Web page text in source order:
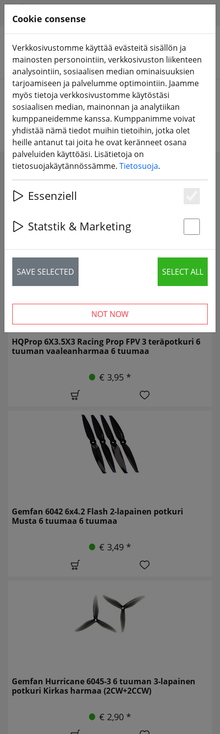
Hae tuotteita
Home Potkuri 6 tuuman potkuri
6 tuuman potkuri
SHOW FILTERS
13 articles
HQProp 6X3.5X3 Racing Prop FPV 3 teräpotkuri 6
tuuman vaaleanharmaa 6 tuumaa
€ 3,95 *
Gemfan 6042 6x4.2 Flash 2-lapainen potkuri
Musta 6 tuumaa 6 tuumaa
€ 3,49 *
Gemfan Hurricane 6045-3 6 tuuman 3-lapainen
potkuri Kirkas harmaa (2CW+2CCW)
€ 2,90 *
Cookie consense
Verkkosivustomme käyttää evästeitä sisällön ja
mainosten personointiin, verkkosivuston liikenteen
analysointiin, sosiaalisen median ominaisuuksien
tarjoamiseen ja palvelumme optimointiin. Jaamme
myös tietoja verkkosivustomme käytöstäsi
sosiaalisen median, mainonnan ja analytiikan
kumppaneidemme kanssa. Kumppanimme voivat
yhdistää nämä tiedot muihin tietoihin, jotka olet
heille antanut tai joita he ovat keränneet osana
palveluiden käyttöäsi. Lisätietoja on
tietosuojakäytännössämme. Tietosuoja.
Essenziell
Statstik & Marketing
SAVE SELECTED SELECT ALL
NOT NOW